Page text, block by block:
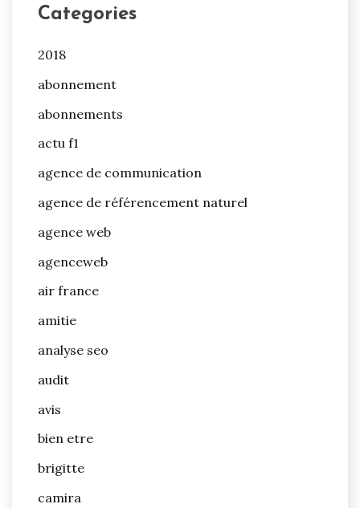
Categories
2018
abonnement
abonnements
actu f1
agence de communication
agence de référencement naturel
agence web
agenceweb
air france
amitie
analyse seo
audit
avis
bien etre
brigitte
camira